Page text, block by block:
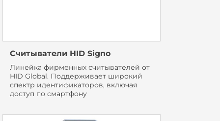
Считыватели HID Signo
Линейка фирменных считывателей от
HID Global. Поддерживает широкий
спектр идентификаторов, включая
доступ по смартфону